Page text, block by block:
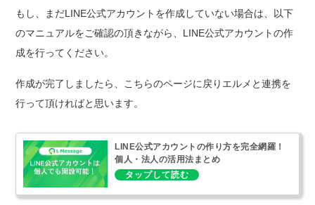
もし、まだLINE公式アカウントを作成していない場合は、以下
のマニュアルをご確認の頂きながら、LINE公式アカウントの作
成を行ってください。
作成が完了しましたら、こちらのページに戻りエルメと連携を
行って頂ければと思います。
LINE公式アカウントの作り方を完全網羅！
個人・法人の活用法まとめ